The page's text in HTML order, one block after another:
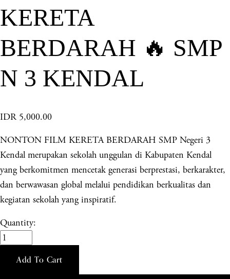
KERETA
BERDARAH 🔥 SMP
N 3 KENDAL
IDR 5,000.00
NONTON FILM KERETA BERDARAH SMP Negeri 3
Kendal merupakan sekolah unggulan di Kabupaten Kendal
yang berkomitmen mencetak generasi berprestasi, berkarakter,
dan berwawasan global melalui pendidikan berkualitas dan
kegiatan sekolah yang inspiratif.
Quantity:
Add To Cart